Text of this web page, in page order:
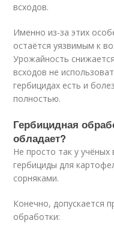
всходов.
Именно из-за этих
остаётся уязвимым к
Урожайность
всходов не
гербицидах есть и
полностью.
Гербицидная
обладает?
Не просто так у учёных
гербициды для
сорняками.
Конечно, допускается
обработки: